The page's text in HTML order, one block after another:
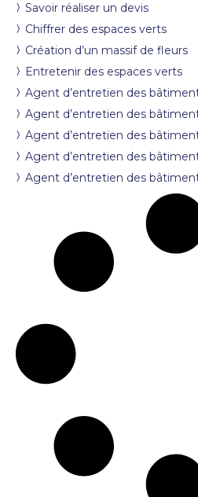
Savoir réaliser un devis
Chiffrer des espaces verts
Création d’un massif de fleurs
Entretenir des espaces verts
Agent d’entretien des
Agent d’entretien des
Agent d’entretien des
Agent d’entretien des
Agent d’entretien des